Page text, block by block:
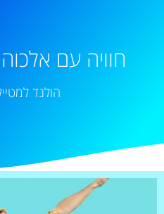
חוויה עם
הולנד